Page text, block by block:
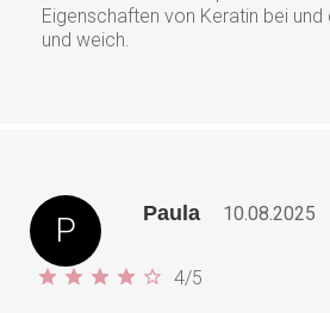
Eigenschaften von Keratin bei
und weich.
P Paula 10.08.2025
4/5